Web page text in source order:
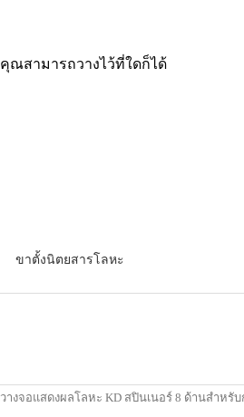
คุณสามารถวางไว้ที่ใดก็ได้
ขาตั้งนิตยสารโลหะ